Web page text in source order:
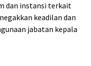
dan instansi terkait
keadilan dan
jabatan kepala